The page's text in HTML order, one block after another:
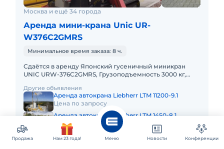
Москва и ещё 34 города
Аренда мини-крана Unic UR-
W376C2GMRS
Минимальное время заказа: 8 ч.
Сдаётся в аренду Японский гусеничный миникран
UNIC URW-376C2GMRS, Грузоподъемность 3000 кг,
Ширина – 130 см.;
Другие объявления
Аренда автокрана Liebherr LTM 11200-9.1
Цена по запросу
Аренда автокрана Liebherr LTM 1450-8.1
Цена по запросу
Показать еще 31 из 33
Продажа Нам 23 года! Меню Новости Конференции